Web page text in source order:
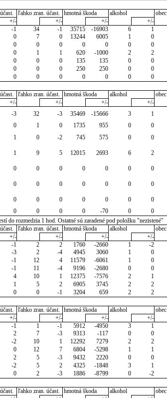
ľahko zran. účast. hmotná škoda alkohol
obec
+/- +/- +/- +/-
-1 34 -1 35715 -16903 6 1
0 7 0 13244 6005 1 0
0 0 0 0 0 0 0
0 1 1 620 -1000 2 2
0 0 0 135 135 0 0
0 0 0 250 250 0 0
0 0 0 0 0 0 0
ľahko zran. účast. hmotná škoda alkohol
obec
+/- +/- +/- +/-
-3 32 -3 35469 -15666 3 1
0 1 0 1735 955 0 0
1 0 -2 745 575 0 0
1 9 5 12015 2693 6 2
0 0 0 0 0 0 0
0 0 0 0 0 0 0
0 0 0 0 0 0 0
0 0 0 0 -70 0 0
do rozmedzia 1 hod. Ostatné sú zaradené pod položku "nezistené"
ľahko zran. účast. hmotná škoda alkohol
obec
+/- +/- +/- +/-
-1 2 2 1760 -2660 1 -2
-3 2 -4 4945 3060 1 0
-1 12 4 11579 -6061 1 0
-1 11 -4 9196 -2680 0 0
4 10 1 12375 -7576 2 1
1 5 2 6905 3745 2 2
0 0 -1 3204 659 2 2
ľahko zran. účast. hmotná škoda alkohol
obec
+/- +/- +/- +/-
-1 1 -1 5912 -4950 3 1
2 7 -3 9313 -117 0 0
-2 10 1 12292 7279 2 2
0 12 7 6804 -5298 1 1
2 5 -3 9432 2220 0 0
-2 5 2 4325 -1848 3 1
0 2 -3 1886 -8799 0 -2
ľahko zran. účast. hmotná škoda alkohol
obec